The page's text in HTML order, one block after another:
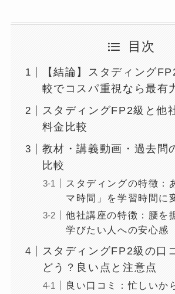
目次
【結論】スタディング
較でコスパ重視なら最有
スタディングFP2級と他
料金比較
教材・講義動画・過去問
比較
スタディングの特徴：
マ時間」を学習時間に
他社講座の特徴：腰を
学びたい人への安心感
スタディングFP2級の口
どう？良い点と注意点
良い口コミ：忙しいか